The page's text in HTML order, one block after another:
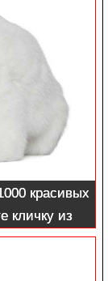
красивых
кличку из